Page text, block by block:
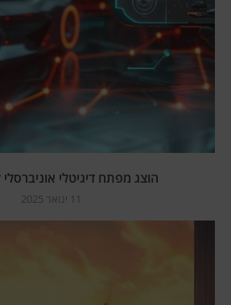
הוצג מפתח דיגיטלי
11 ינואר 2025